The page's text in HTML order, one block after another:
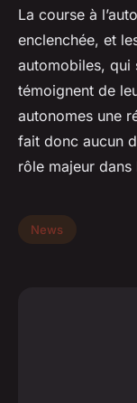
La course à
enclenchée, et
automobiles, qui
témoignent de
autonomes une
fait donc aucun
rôle majeur
News